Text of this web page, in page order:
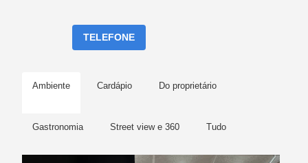
TELEFONE
Ambiente Cardápio Do proprietário
Gastronomia Street view e 360 Tudo